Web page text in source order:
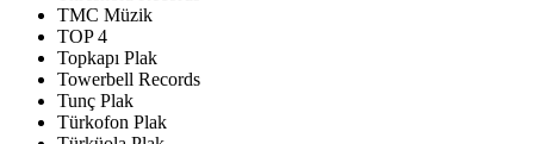
TMC Müzik
TOP 4
Topkapı Plak
Towerbell Records
Tunç Plak
Türkofon Plak